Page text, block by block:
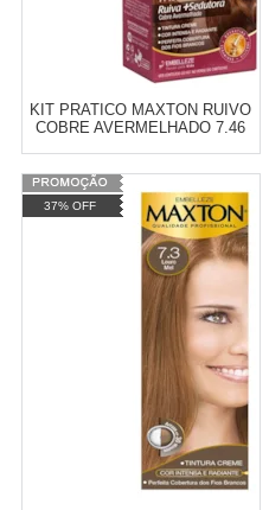
KIT PRATICO MAXTON RUIVO
COBRE AVERMELHADO 7.46
Varejo: R$ 4.050,70
Atacado: R$ 2.550,90 (Apenas
Revendedor)
R$ 255,09
TINTURA
COMPRAR
37% OFF